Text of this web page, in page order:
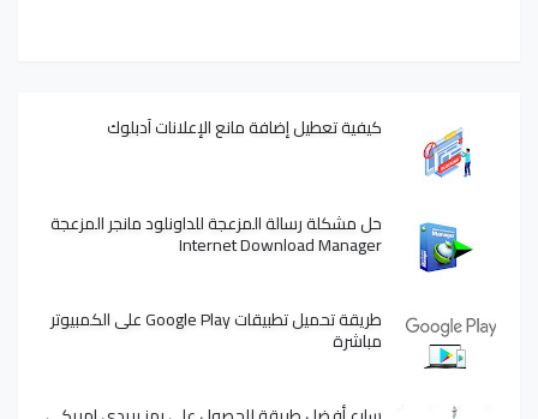
كيفية تعطيل إضافة مانع الإعلانات آدبلوك
حل مشكلة رسالة المزعجة للداونلود مانجر المزعجة
Internet Download Manager
طريقة تحميل تطبيقات Google Play على الكمبيوتر
مباشرة